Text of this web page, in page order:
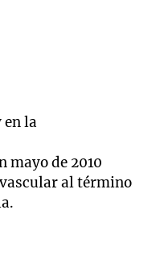
en la
mayo de 2010
al término